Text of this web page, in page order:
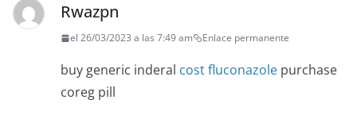
Rwazpn
el 26/03/2023 a las 7:49 am Enlace permanente
buy generic inderal cost fluconazole purchase
coreg pill